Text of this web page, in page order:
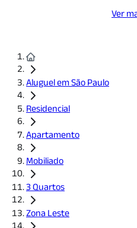
Ver
Aluguel em São Paulo
Residencial
Apartamento
Mobiliado
3 Quartos
Zona Leste